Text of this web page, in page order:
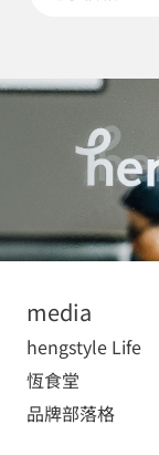
media
hengstyle Life
恆食堂
品牌部落格